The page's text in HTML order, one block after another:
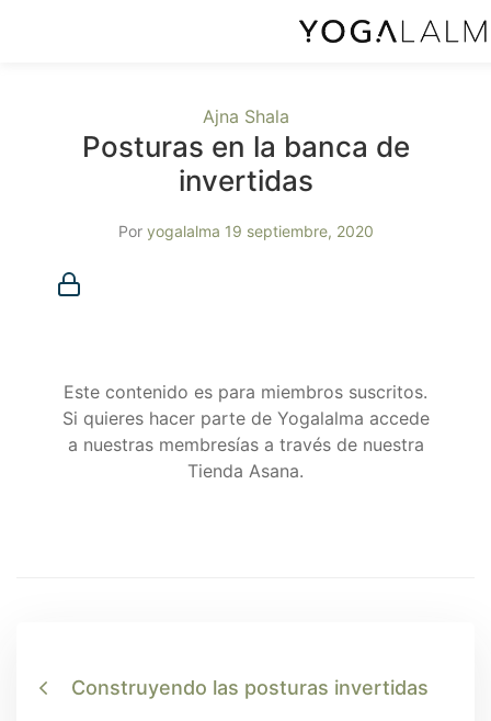
Ajna Shala
Posturas en la banca de
invertidas
Por yogalalma 19 septiembre, 2020
Construyendo las posturas invertidas